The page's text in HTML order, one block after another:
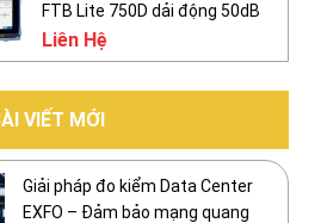
FTB Lite 750D dải động 50dB
Liên Hệ
VIẾT MỚI
Giải pháp đo kiểm Data Center
EXFO – Đảm bảo mạng quang